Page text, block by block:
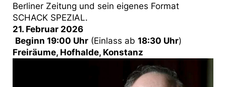
Berliner Zeitung und sein eigenes Format
SCHACK SPEZIAL.
21. Februar 2026
Beginn 19:00 Uhr (Einlass ab 18:30 Uhr)
Freiräume, Hofhalde, Konstanz